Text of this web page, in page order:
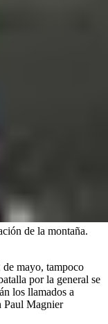
de la montaña.
de mayo, tampoco
por la general se
los llamados a
Paul Magnier